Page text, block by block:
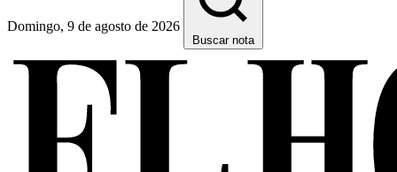
Domingo, 9 de agosto de 2026
Buscar nota